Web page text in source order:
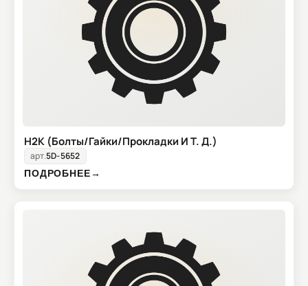
H2K (Болты/Гайки/Прокладки И Т. Д.)
арт.5D-5652
ПОДРОБНЕЕ→